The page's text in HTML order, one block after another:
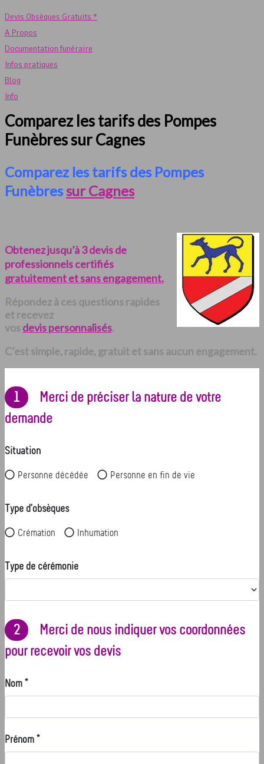
Devis Obsèques Gratuits *
A Propos
Documentation funéraire
Infos pratiques
Blog
Info
Comparez les tarifs des Pompes
Funèbres sur Cagnes
Comparez les tarifs des Pompes
Funèbres sur Cagnes
Obtenez jusqu’à 3 devis de
professionnels certifiés
gratuitement et sans engagement.
Répondez à ces questions rapides
et recevez
vos devis personnalisés.
C’est simple, rapide, gratuit et sans aucun engagement.